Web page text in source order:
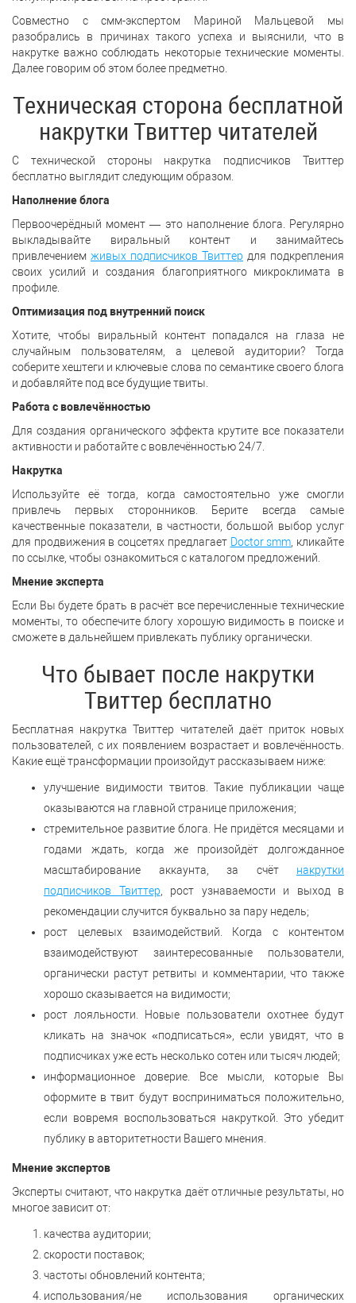
Совместно с смм-экспертом Мариной Мальцевой мы
разобрались в причинах такого успеха и выяснили, что в
накрутке важно соблюдать некоторые технические моменты.
Далее говорим об этом более предметно.
Техническая сторона бесплатной
накрутки Твиттер читателей
С технической стороны накрутка подписчиков Твиттер
бесплатно выглядит следующим образом.
Наполнение блога
Первоочерёдный момент — это наполнение блога. Регулярно
выкладывайте виральный контент и занимайтесь
привлечением живых подписчиков Твиттер для подкрепления
своих усилий и создания благоприятного микроклимата в
профиле.
Оптимизация под внутренний поиск
Хотите, чтобы виральный контент попадался на глаза не
случайным пользователям, а целевой аудитории? Тогда
соберите хештеги и ключевые слова по семантике своего блога
и добавляйте под все будущие твиты.
Работа с вовлечённостью
Для создания органического эффекта крутите все показатели
активности и работайте с вовлечённостью 24/7.
Накрутка
Используйте её тогда, когда самостоятельно уже смогли
привлечь первых сторонников. Берите всегда самые
качественные показатели, в частности, большой выбор услуг
для продвижения в соцсетях предлагает Doctor smm , кликайте
по ссылке, чтобы ознакомиться с каталогом предложений.
Мнение эксперта
Если Вы будете брать в расчёт все перечисленные технические
моменты, то обеспечите блогу хорошую видимость в поиске и
сможете в дальнейшем привлекать публику органически.
Что бывает после накрутки
Твиттер бесплатно
Бесплатная накрутка Твиттер читателей даёт приток новых
пользователей, с их появлением возрастает и вовлечённость.
Какие ещё трансформации произойдут рассказываем ниже:
улучшение видимости твитов. Такие публикации чаще
оказываются на главной странице приложения;
стремительное развитие блога. Не придётся месяцами и
годами ждать, когда же произойдёт долгожданное
масштабирование аккаунта, за счёт накрутки
подписчиков Твиттер , рост узнаваемости и выход в
рекомендации случится буквально за пару недель;
рост целевых взаимодействий. Когда с контентом
взаимодействуют заинтересованные пользователи,
органически растут ретвиты и комментарии, что также
хорошо сказывается на видимости;
рост лояльности. Новые пользователи охотнее будут
кликать на значок «подписаться», если увидят, что в
подписчиках уже есть несколько сотен или тысяч людей;
информационное доверие. Все мысли, которые Вы
оформите в твит будут восприниматься положительно,
если вовремя воспользоваться накруткой. Это убедит
публику в авторитетности Вашего мнения.
Мнение экспертов
Эксперты считают, что накрутка даёт отличные результаты, но
многое зависит от:
качества аудитории;
скорости поставок;
частоты обновлений контента;
использования/не использования органических